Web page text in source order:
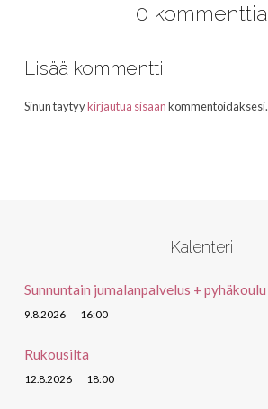
0 kommenttia
Lisää kommentti
Sinun täytyykirjautua sisäänkommentoidaksesi.
Kalenteri
Sunnuntain jumalanpalvelus + pyhäkoulu
9.8.2026 16:00
Rukousilta
12.8.2026 18:00